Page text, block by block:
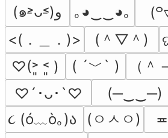
(๑˃̵ᴗ˂̵)و
｡◕‿‿◕｡
<(．＿．)>
(＾▽＾)
♡(˃͈ ˂͈ )
( ´﹀` ) （＾
♡´･ᴗ･`♡
(─‿‿─)
૮ (ó﹏ò｡)ა
(ㅇㅅㅇ)